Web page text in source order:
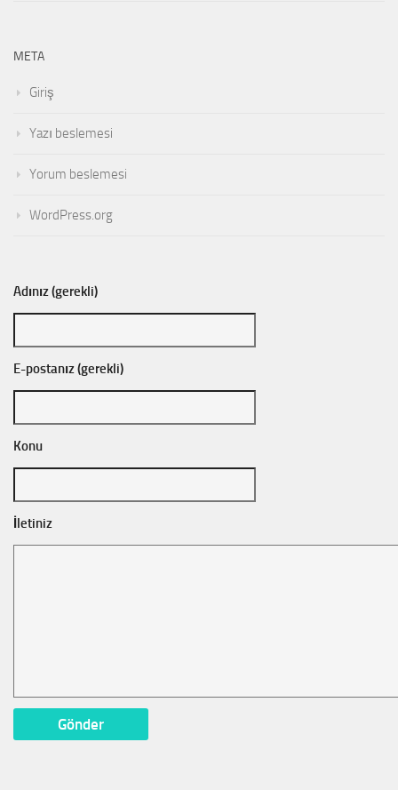
META
Giriş
Yazı beslemesi
Yorum beslemesi
WordPress.org
Adınız (gerekli)
E-postanız (gerekli)
Konu
İletiniz